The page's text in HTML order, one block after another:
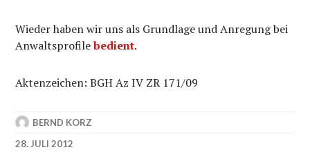
Wieder haben wir uns als Grundlage und Anregung bei
Anwaltsprofilebedient.
Aktenzeichen: BGH Az IV ZR 171/09
BERND KORZ
28. JULI 2012